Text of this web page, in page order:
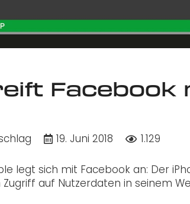
19. Juni 2018 1.129
legt sich mit Facebook an: Der
auf Nutzerdaten in seinem